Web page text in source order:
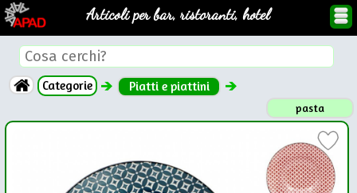
Articoli per bar, ristoranti, hotel
Categorie Piatti e piattini
pasta